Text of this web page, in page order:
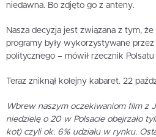
niedawna. Bo zdjęto go z anteny.
Nasza decyzja jest związana z tym,
programy były wykorzystywane
politycznego – mówił rzecznik
Teraz zniknął kolejny kabaret. 22
Wbrew naszym oczekiwaniom film z
niedzielę o 20 w Polsacie obejrzało
kot) czyli ok. 6% udziału w rynku.